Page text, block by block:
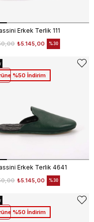
Erkek Terlik 111
₺5.145,00 %30
Erkek Terlik 4641
₺5.145,00 %30
%50 İndirim
%50 İndirim